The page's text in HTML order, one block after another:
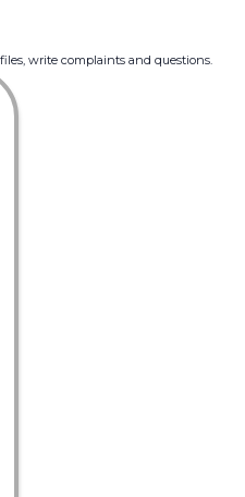
write complaints and questions.